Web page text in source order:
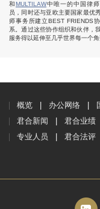
和 MULTILAW中唯一的中国律
员，同时还与亚欧主要国家最优
师事务所建立BEST FRIENDS
系。通过这些协作组织和伙伴，
服务得以延伸至几乎世界每一个角
概览 办公网络
君合新闻
君合业绩
专业人员
君合法评